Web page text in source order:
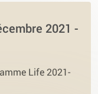
2021 -
Life 2021-